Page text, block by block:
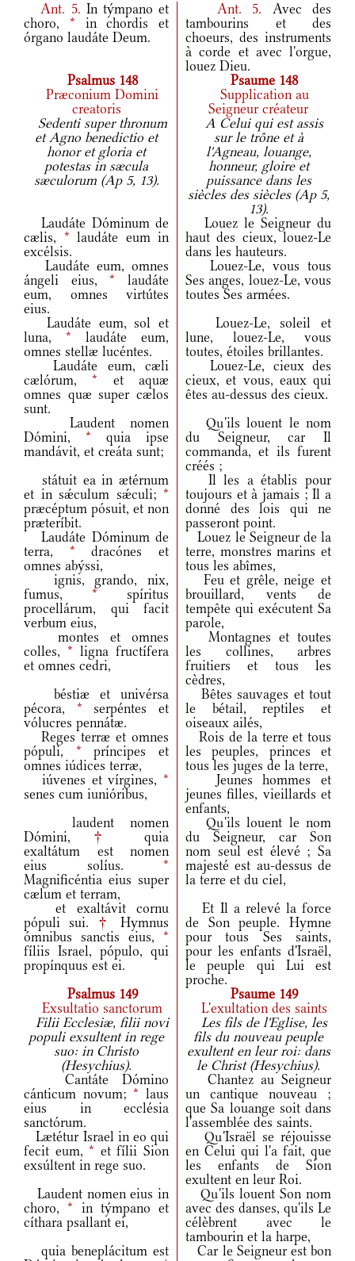
Ant. 5. In týmpano et
choro, * in chordis et
órgano laudáte Deum.
Ant. 5. Avec des
tambourins et des
choeurs, des instruments
à corde et avec l'orgue,
louez Dieu.
Psalmus 148
Psaume 148
Præconium Domini
creatoris
Supplication au
Seigneur créateur
Sedenti super thronum
et Agno benedictio et
honor et gloria et
potestas in sæcula
sæculorum (Ap 5, 13).
A Celui qui est assis
sur le trône et à
l'Agneau, louange,
honneur, gloire et
puissance dans les
siècles des siècles (Ap 5,
13).
Laudáte Dóminum de
cælis, * laudáte eum in
excélsis.
Louez le Seigneur du
haut des cieux, louez-Le
dans les hauteurs.
Laudáte eum, omnes
ángeli eius,* laudáte
eum, omnes virtútes
eius.
Louez-Le, vous tous
Ses anges, louez-Le, vous
toutes Ses armées.
Laudáte eum, sol et
luna, * laudáte eum,
omnes stellæ lucéntes.
Louez-Le, soleil et
lune, louez-Le, vous
toutes, étoiles brillantes.
Laudáte eum, cæli
cælórum,* et aquæ
omnes quæ super cælos
sunt.
Louez-Le, cieux des
cieux, et vous, eaux qui
êtes au-dessus des cieux.
Laudent nomen
Dómini, * quia ipse
mandávit, et creáta sunt;
Qu'ils louent le nom
du Seigneur, car Il
commanda, et ils furent
créés ;
státuit ea in ætérnum
et in sǽculum sǽculi; *
præcéptum pósuit, et non
præteríbit.
Il les a établis pour
toujours et à jamais ; Il a
donné des lois qui ne
passeront point.
Laudáte Dóminum de
terra, * dracónes et
omnes abýssi,
Louez le Seigneur de la
terre, monstres marins et
tous les abîmes,
ignis, grando, nix,
fumus, * spíritus
procellárum, qui facit
verbum eius,
Feu et grêle, neige et
brouillard, vents de
tempête qui exécutent Sa
parole,
montes et omnes
colles, * ligna fructífera
et omnes cedri,
Montagnes et toutes
les collines, arbres
fruitiers et tous les
cèdres,
béstiæ et univérsa
pécora, * serpéntes et
vólucres pennátæ.
Bêtes sauvages et tout
le bétail, reptiles et
oiseaux ailés,
Reges terræ et omnes
pópuli, * príncipes et
omnes iúdices terræ,
Rois de la terre et tous
les peuples, princes et
tous les juges de la terre,
iúvenes et vírgines, *
senes cum iunióribus,
Jeunes hommes et
jeunes filles, vieillards et
enfants,
laudent nomen
Dómini, †
quia
exaltátum est nomen
eius solíus. *
Magnificéntia eius super
cælum et terram,
Qu'ils louent le nom
du Seigneur, car Son
nom seul est élevé ; Sa
majesté est au-dessus de
la terre et du ciel,
et exaltávit cornu
pópuli sui. †
Hymnus
ómnibus sanctis eius, *
fíliis Israel, pópulo, qui
propínquus est ei.
Et Il a relevé la force
de Son peuple. Hymne
pour tous Ses saints,
pour les enfants d'Israël,
le peuple qui Lui est
proche.
Psalmus 149
Psaume 149
Exsultatio sanctorum
L'exultation des saints
Filii Ecclesiæ, filii novi
populi exsultent in rege
suo: in Christo
(Hesychius).
Les fils de l'Eglise, les
fils du nouveau peuple
exultent en leur roi: dans
le Christ (Hesychius).
Cantáte Dómino
cánticum novum;* laus
eius in ecclésia
sanctórum.
Chantez au Seigneur
un cantique nouveau ;
que Sa louange soit dans
l'assemblée des saints.
Lætétur Israel in eo qui
fecit eum,* et fílii Sion
exsúltent in rege suo.
Qu'Israël se réjouisse
en Celui qui l'a fait, que
les enfants de Sion
exultent en leur Roi.
Laudent nomen eius in
choro,* in týmpano et
cíthara psallant ei,
Qu'ils louent Son nom
avec des danses, qu'ils Le
célèbrent avec le
tambourin et la harpe,
quia beneplácitum est
Car le Seigneur est bon